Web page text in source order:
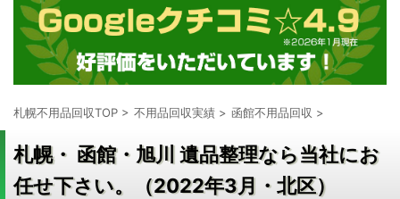
札幌不用品回収TOP > 不用品回収実績 > 函館不用品回収 >
札幌・ 函館・旭川 遺品整理なら当社にお
任せ下さい。（2022年3月・北区）